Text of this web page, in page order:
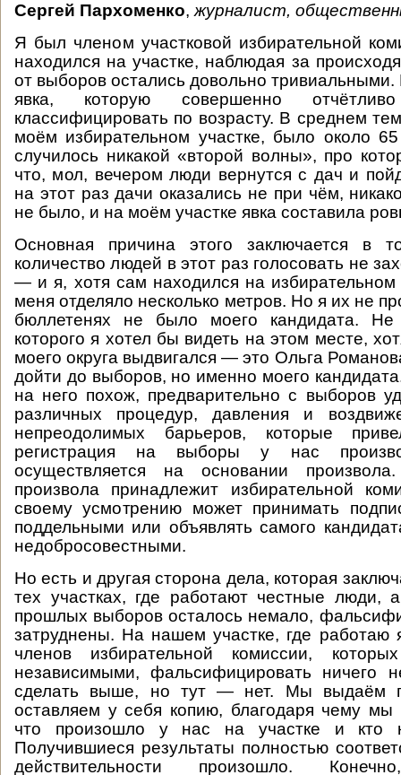
Сергей Пархоменко, журналист,
Я был членом участковой избирательной
находился на участке, наблюдая за
от выборов остались довольно тривиальными.
явка, которую совершенно
классифицировать по возрасту. В среднем
моём избирательном участке, было около
случилось никакой «второй волны», про
что, мол, вечером люди вернутся с дач и
на этот раз дачи оказались не при чём,
не было, и на моём участке явка составила
Основная причина этого заключается в
количество людей в этот раз голосовать не
— и я, хотя сам находился на избирательном
меня отделяло несколько метров. Но я их не
бюллетенях не было моего кандидата. Не
которого я хотел бы видеть на этом месте,
моего округа выдвигался — это Ольга
дойти до выборов, но именно моего
на него похож, предварительно с выборов
различных процедур, давления и
непреодолимых барьеров, которые
регистрация на выборы у нас
осуществляется на основании
произвола принадлежит избирательной
своему усмотрению может принимать
поддельными или объявлять самого
недобросовестными.
Но есть и другая сторона дела, которая
тех участках, где работают честные люди,
прошлых выборов осталось немало,
затруднены. На нашем участке, где работаю
членов избирательной комиссии,
независимыми, фальсифицировать ничего
сделать выше, но тут — нет. Мы выдаём
оставляем у себя копию, благодаря чему мы
что произошло у нас на участке и кто
Получившиеся результаты полностью
действительности произошло.